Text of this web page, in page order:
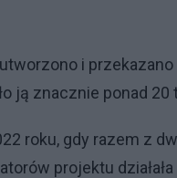
i
ją znacznie ponad 20
roku, gdy razem z
projektu